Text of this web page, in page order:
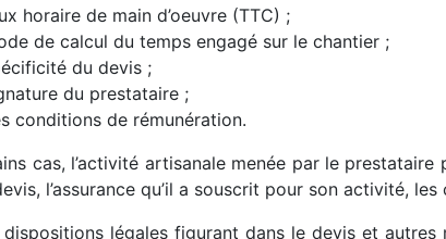
horaire de main d’oeuvre (TTC) ;
de calcul du temps engagé sur le chantier ;
du devis ;
du prestataire ;
conditions de rémunération.
cas, l’activité artisanale menée par le
l’assurance qu’il a souscrit pour son activité,
dispositions légales figurant dans le devis et